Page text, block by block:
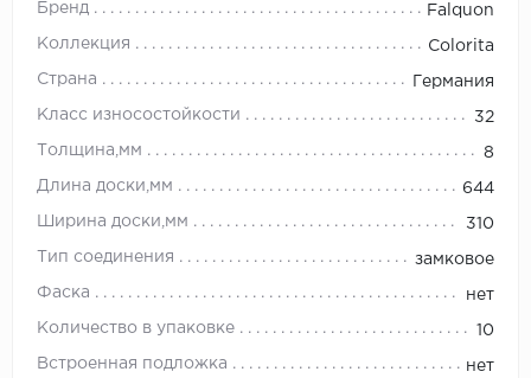
No brand
Pergo
Quality Flooring
Бренд Falquon
Коллекция Colorita
Страна Германия
Класс износостойкости 32
Толщина,мм 8
Длина доски,мм 644
Ширина доски,мм 310
Тип соединения замковое
Фаска нет
Количество в упаковке 10
Встроенная подложка нет